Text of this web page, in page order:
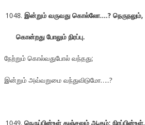
இன்றும் வருவது கொல்லோ….? நெருநலும்,
கொன்றது போலும் நிரப்பு.
நேற்றும் கொல்வதுபோல் வந்தது;
இன்றும் அவ்வறுமை வந்துவிடுமோ…..?
நெருப்பின்உள் துஞ்சலும் ஆகும்; நிரப்பின்உள்,